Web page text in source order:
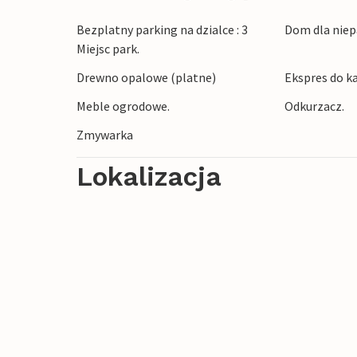
zaczyna się tuż przed drzwiami
przy domu. Zimą Geilo oferuje szeroki
biegowego. Dziewicza przyroda i czyste
niezapomniany, niezależnie od tego,
na nartach.
Uwaga: zimą z parkingu do domu trzeba
Bezplatny parking na dzialce : 3
Miejsc park.
Dom dla
Drewno opalowe (platne) Ekspres do
Meble ogrodowe.
Odkurzacz.
Zmywarka
Lokalizacja